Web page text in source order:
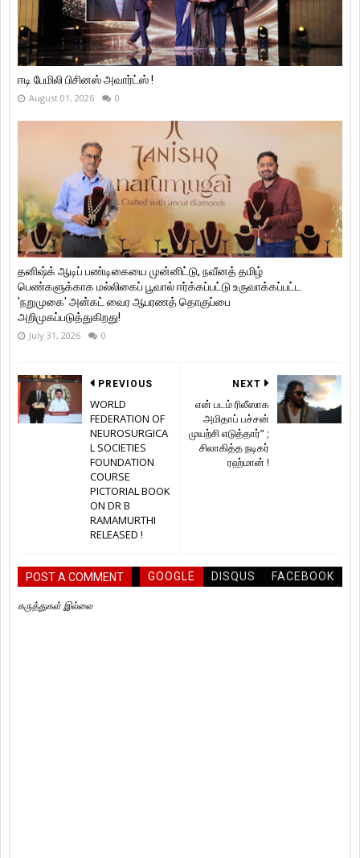
ஈடி பேமிலி பிசினஸ் அவார்ட்ஸ் !
August 01, 2026 0
தனிஷ்க் ஆடிப் பண்டிகையை முன்னிட்டு, நவீனத் தமிழ்
பெண்களுக்காக மல்லிகைப் பூவால் ஈர்க்கப்பட்டு உருவாக்கப்பட்ட
'நறுமுகை' அன்கட் வைர ஆபரணத் தொகுப்பை
அறிமுகப்படுத்துகிறது!
July 31, 2026 0
NEXT
என் படம் ரிலீஸாக
அமிதாப் பச்சன்
முயற்சி எடுத்தார்” ;
சிலாகித்த நடிகர்
ரஹ்மான் !
PREVIOUS
WORLD
FEDERATION OF
NEUROSURGICA
L SOCIETIES
FOUNDATION
COURSE
PICTORIAL BOOK
ON DR B
RAMAMURTHI
RELEASED !
POST A COMMENT GOOGLE DISQUS FACEBOOK
கருத்துகள் இல்லை